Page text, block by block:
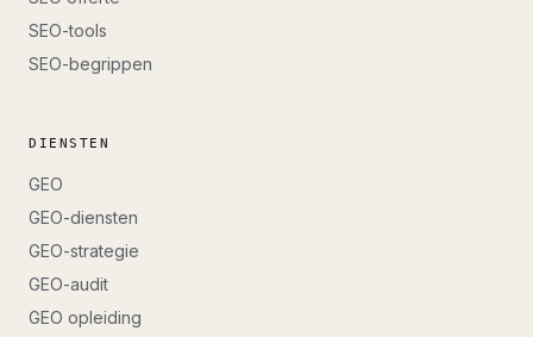
SEO-tools
SEO-begrippen
DIENSTEN
GEO
GEO-diensten
GEO-strategie
GEO-audit
GEO opleiding